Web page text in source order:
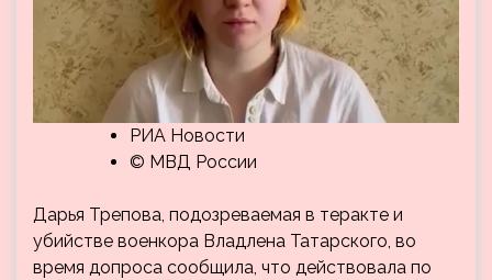
РИА Новости
© МВД России
Дарья Трепова, подозреваемая в теракте и
убийстве военкора Владлена Татарского, во
время допроса сообщила, что действовала по